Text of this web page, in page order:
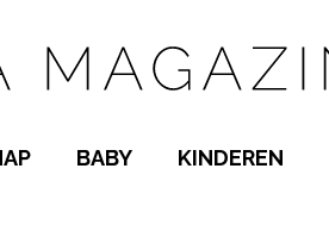
BABY KINDEREN